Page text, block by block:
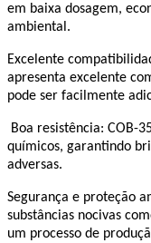
em baixa dosagem,
ambiental.
Excelente
apresenta excelente
pode ser facilmente
Boa resistência: COB-
químicos, garantindo
adversas.
Segurança e proteção
substâncias nocivas
um processo de